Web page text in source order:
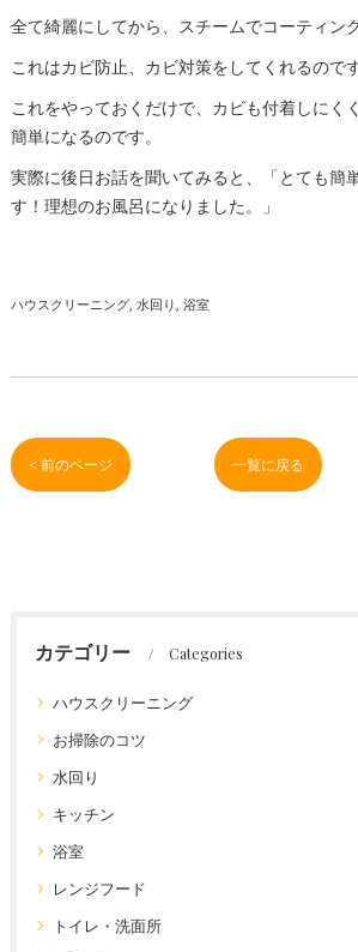
全て綺麗にしてから、スチームでコーティン
これはカビ防止、カビ対策をしてくれるのです
これをやっておくだけで、カビも付着しにく
簡単になるのです。
実際に後日お話を聞いてみると、「とても簡
す！理想のお風呂になりました。」
ハウスクリーニング 水回り 浴室
< 前のページ 一覧に戻る
カテゴリー Categories
ハウスクリーニング
お掃除のコツ
水回り
キッチン
浴室
レンジフード
トイレ・洗面所